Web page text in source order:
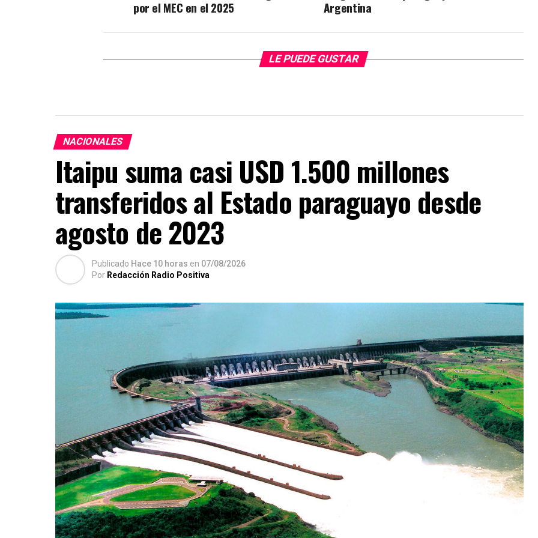
Argentina
por el MEC en el 2025
LE PUEDE GUSTAR
NACIONALES
Itaipu suma casi USD 1.500 millones
transferidos al Estado paraguayo desde
agosto de 2023
Publicado Hace 10 horas en 07/08/2026
Por Redacción Radio Positiva